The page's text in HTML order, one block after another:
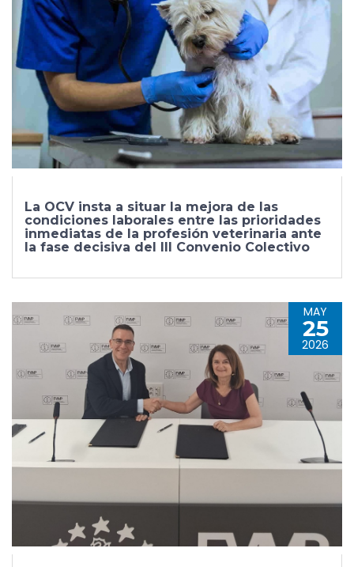
La OCV insta a situar la mejora de las
condiciones laborales entre las prioridades
inmediatas de la profesión veterinaria ante
la fase decisiva del III Convenio Colectivo
MAY
25
2026